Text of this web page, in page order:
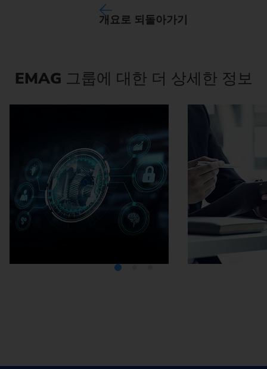
개요로 되돌아가기
EMAG 그룹에 대한 더 상세한 정보